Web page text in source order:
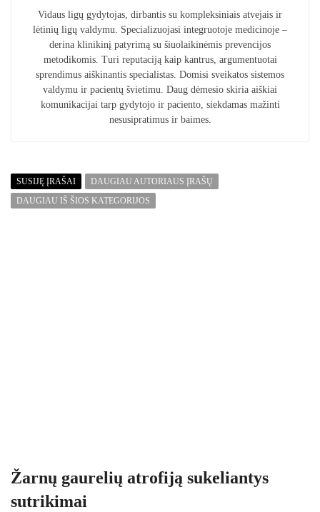
Vidaus ligų gydytojas, dirbantis su kompleksiniais atvejais ir
lėtinių ligų valdymu. Specializuojasi integruotoje medicinoje –
derina klinikinį patyrimą su šiuolaikinėmis prevencijos
metodikomis. Turi reputaciją kaip kantrus, argumentuotai
sprendimus aiškinantis specialistas. Domisi sveikatos sistemos
valdymu ir pacientų švietimu. Daug dėmesio skiria aiškiai
komunikacijai tarp gydytojo ir paciento, siekdamas mažinti
nesusipratimus ir baimes.
SUSIJĘ ĮRAŠAI
DAUGIAU AUTORIAUS ĮRAŠŲ
DAUGIAU IŠ ŠIOS KATEGORIJOS
Žarnų gaurelių atrofiją sukeliantys
sutrikimai